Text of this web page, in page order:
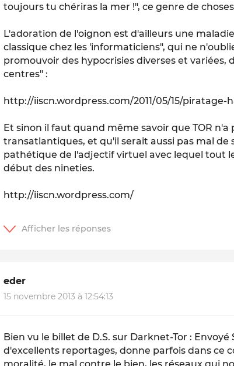
toujours tu chériras la mer !", ce genre de
L'adoration de l'oignon est d'ailleurs une
classique chez les 'informaticiens", qui ne
promouvoir des hypocrisies diverses et variées,
centres" :
http://iiscn.wordpress.com/2011/05/15/piratage-
Et sinon il faut quand même savoir que TOR n'a
transatlantiques, et qu'il serait aussi pas mal de
pathétique de l'adjectif virtuel avec lequel tout
début des nineties.
http://iiscn.wordpress.com/
eder
15 novembre 2013 à 12:54:13
Bien vu le billet de D.S. sur Darknet-Tor :
d'excellents reportages, donne parfois dans ce
moralité, le mal contre le bien, les réseaux qui